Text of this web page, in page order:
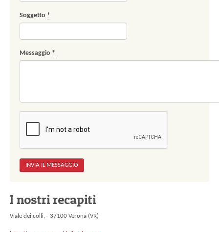
Soggetto *
Messaggio *
I nostri recapiti
Viale dei colli, - 37100 Verona (VR)